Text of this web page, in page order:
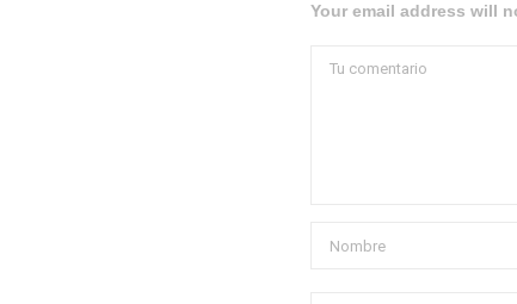
Your email address will